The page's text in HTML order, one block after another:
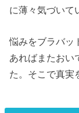
に薄々気づいて
悩みをブラバッ
あればまたおい
た。そこで真実